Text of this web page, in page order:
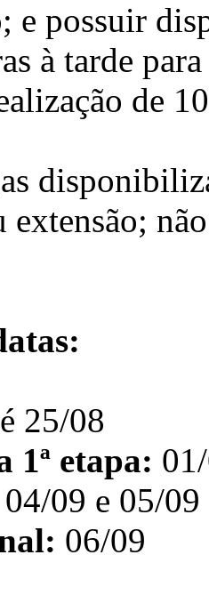
e possuir
à tarde
de
extensão;
25/08
1ª etapa:
04/09 e 05/09
06/09